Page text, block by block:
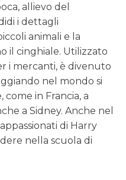
allievo del
i dettagli
animali e la
il cinghiale. Utilizzato
i mercanti, è divenuto
nel mondo si
come in Francia, a
a Sidney. Anche nel
di Harry
nella scuola di